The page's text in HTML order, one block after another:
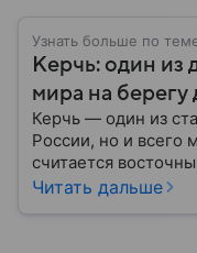
Узнать больше по
Керчь: один из
мира на берегу
Керчь — один из
России, но и всего
считается
известен богатым
Читать дальше